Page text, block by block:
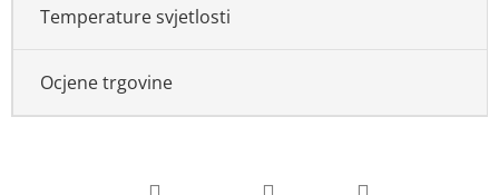
Temperature svjetlosti
Ocjene trgovine